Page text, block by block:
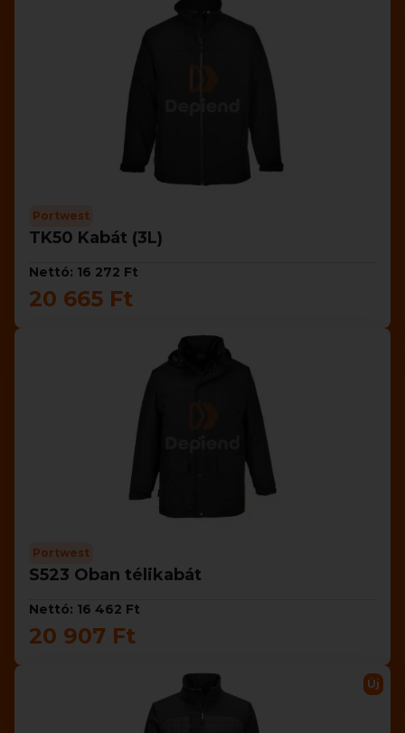
Portwest
TK50 Kabát (3L)
Nettó: 16 272 Ft
20 665 Ft
Portwest
S523 Oban télikabát
Nettó: 16 462 Ft
20 907 Ft
Új